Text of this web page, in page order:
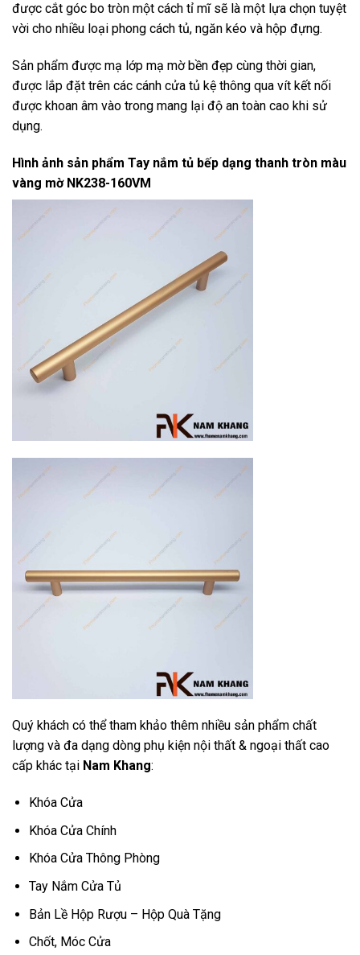
được cắt góc bo tròn một cách tỉ mĩ sẽ là một lựa chọn tuyệt
vời cho nhiều loại phong cách tủ, ngăn kéo và hộp đựng.
Sản phẩm được mạ lớp mạ mờ bền đẹp cùng thời gian,
được lắp đặt trên các cánh cửa tủ kệ thông qua vít kết nối
được khoan âm vào trong mang lại độ an toàn cao khi sử
dụng.
Hình ảnh sản phẩm Tay nắm tủ bếp dạng thanh tròn màu
vàng mờ NK238-160VM
Quý khách có thể tham khảo thêm nhiều sản phẩm chất
lượng và đa dạng dòng phụ kiện nội thất & ngoại thất cao
cấp khác tại Nam Khang:
Khóa Cửa
Khóa Cửa Chính
Khóa Cửa Thông Phòng
Tay Nắm Cửa Tủ
Bản Lề Hộp Rượu – Hộp Quà Tặng
Chốt, Móc Cửa